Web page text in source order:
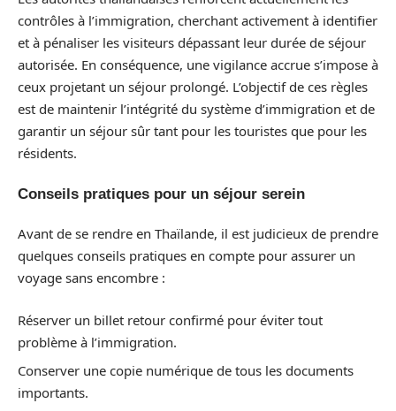
contrôles à l’immigration, cherchant activement à identifier
et à pénaliser les visiteurs dépassant leur durée de séjour
autorisée. En conséquence, une vigilance accrue s’impose à
ceux projetant un séjour prolongé. L’objectif de ces règles
est de maintenir l’intégrité du système d’immigration et de
garantir un séjour sûr tant pour les touristes que pour les
résidents.
Conseils pratiques pour un séjour serein
Avant de se rendre en Thaïlande, il est judicieux de prendre
quelques conseils pratiques en compte pour assurer un
voyage sans encombre :
Réserver un billet retour confirmé pour éviter tout
problème à l’immigration.
Conserver une copie numérique de tous les documents
importants.